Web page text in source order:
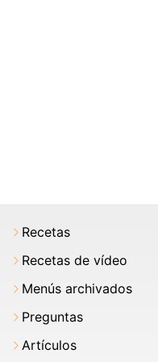
Recetas
Recetas de vídeo
Menús archivados
Preguntas
Artículos